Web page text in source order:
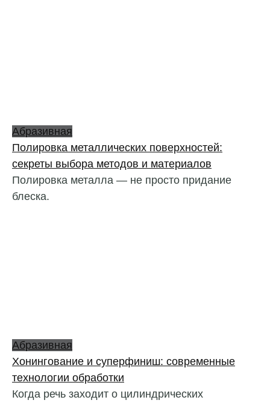
Абразивная
Полировка металлических поверхностей:
секреты выбора методов и материалов
Полировка металла — не просто придание
блеска.
Абразивная
Хонингование и суперфиниш: современные
технологии обработки
Когда речь заходит о цилиндрических